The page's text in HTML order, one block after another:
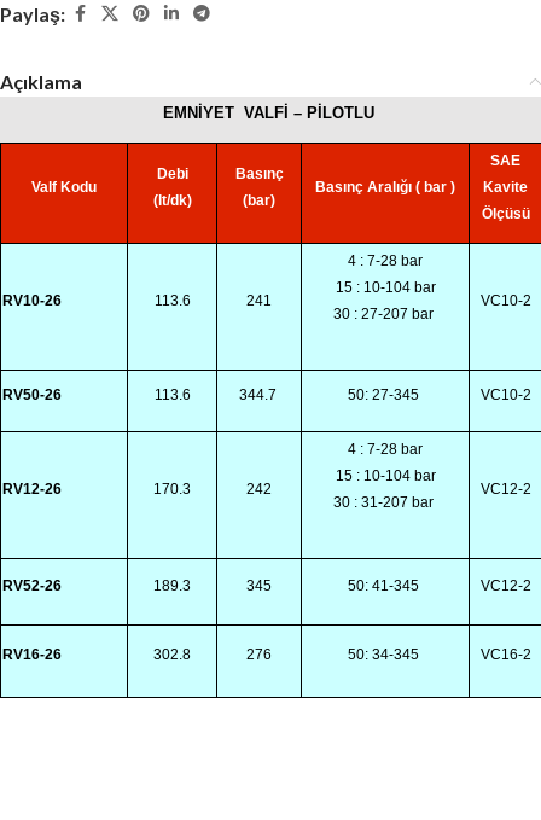
Paylaş:
Açıklama
EMNİYET VALFİ – PİLOTLU
Valf Kodu
Debi
(lt/dk)
Basınç
(bar)
Basınç Aralığı ( bar )
SAE
Kavite
Ölçüsü
RV10-26 113.6 241
4 : 7-28 bar
15 : 10-104 bar
30 : 27-207 bar
VC10-2
RV50-26 113.6 344.7 50: 27-345 VC10-2
RV12-26 170.3 242
4 : 7-28 bar
15 : 10-104 bar
30 : 31-207 bar
VC12-2
RV52-26 189.3 345 50: 41-345 VC12-2
RV16-26 302.8 276 50: 34-345 VC16-2